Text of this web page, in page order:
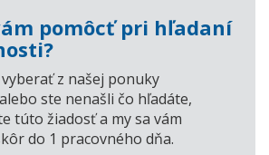
pomôcť pri hľadaní
z našej ponuky
ste nenašli čo hľadáte,
túto žiadosť a my sa vám
do 1 pracovného dňa.